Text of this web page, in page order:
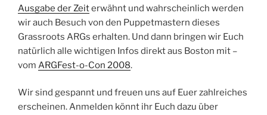
Ausgabe der Zeiterwähnt und wahrscheinlich werden
wir auch Besuch von den Puppetmastern dieses
Grassroots ARGs erhalten. Und dann bringen wir Euch
natürlich alle wichtigen Infos direkt aus Boston mit –
vom ARGFest-o-Con 2008.
Wir sind gespannt und freuen uns auf Euer zahlreiches
erscheinen. Anmelden könnt ihr Euch dazu über